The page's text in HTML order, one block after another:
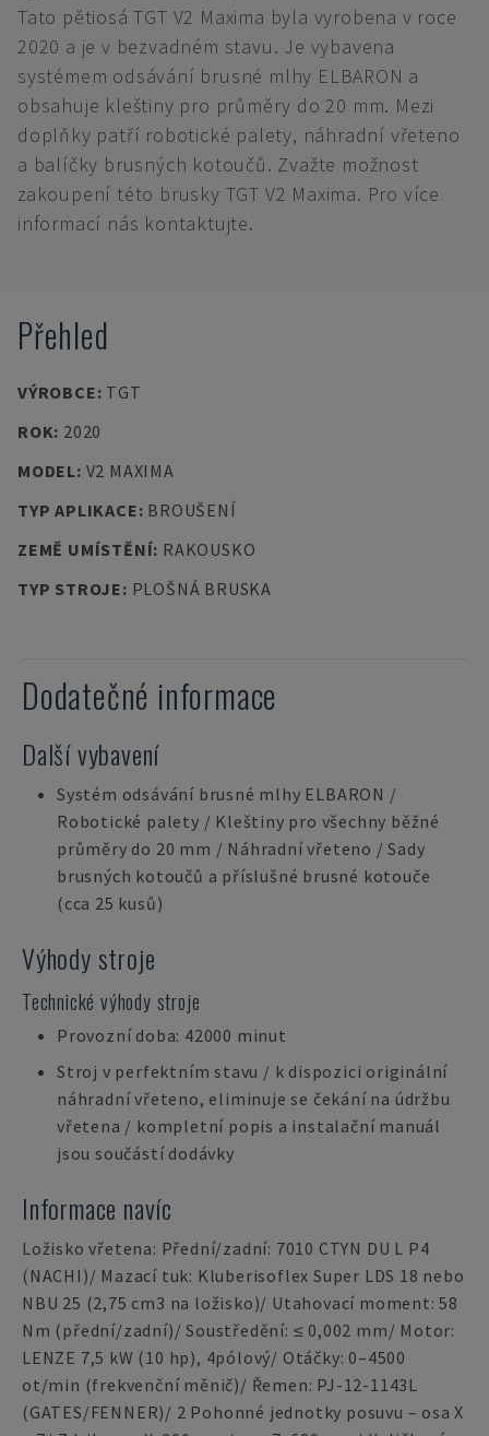
Tato pětiosá TGT V2 Maxima byla vyrobena v roce
2020 a je v bezvadném stavu. Je vybavena
systémem odsávání brusné mlhy ELBARON a
obsahuje kleštiny pro průměry do 20 mm. Mezi
doplňky patří robotické palety, náhradní vřeteno
a balíčky brusných kotoučů. Zvažte možnost
zakoupení této brusky TGT V2 Maxima. Pro více
informací nás kontaktujte.
Přehled
VÝROBCE: TGT
ROK: 2020
MODEL: V2 MAXIMA
TYP APLIKACE: BROUŠENÍ
ZEMĚ UMÍSTĚNÍ: RAKOUSKO
TYP STROJE: PLOŠNÁ BRUSKA
Dodatečné informace
Další vybavení
Systém odsávání brusné mlhy ELBARON /
Robotické palety / Kleštiny pro všechny běžné
průměry do 20 mm / Náhradní vřeteno / Sady
brusných kotoučů a příslušné brusné kotouče
(cca 25 kusů)
Výhody stroje
Technické výhody stroje
Provozní doba: 42000 minut
Stroj v perfektním stavu / k dispozici originální
náhradní vřeteno, eliminuje se čekání na údržbu
vřetena / kompletní popis a instalační manuál
jsou součástí dodávky
Informace navíc
Ložisko vřetena: Přední/zadní: 7010 CTYN DU L P4
(NACHI)/ Mazací tuk: Kluberisoflex Super LDS 18 nebo
NBU 25 (2,75 cm3 na ložisko)/ Utahovací moment: 58
Nm (přední/zadní)/ Soustředění: ≤ 0,002 mm/ Motor:
LENZE 7,5 kW (10 hp), 4pólový/ Otáčky: 0–4500
ot/min (frekvenční měnič)/ Řemen: PJ-12-1143L
(GATES/FENNER)/ 2 Pohonné jednotky posuvu – osa X